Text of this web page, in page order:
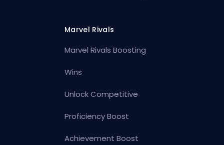
Marvel Rivals
Marvel Rivals Boosting
Wins
Unlock Competitive
Proficiency Boost
Achievement Boost